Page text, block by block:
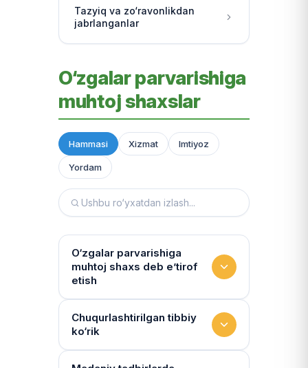
Tazyiq va zo‘ravonlikdan
jabrlanganlar
O‘zgalar parvarishiga
muhtoj shaxslar
Hammasi Xizmat Imtiyoz
Yordam
O‘zgalar parvarishiga
muhtoj shaxs deb e’tirof
etish
Yashash sharoitini kim
baholaydi?
Multidissiplinar guruh: "Inson"
Chuqurlashtirilgan tibbiy
ko‘rik